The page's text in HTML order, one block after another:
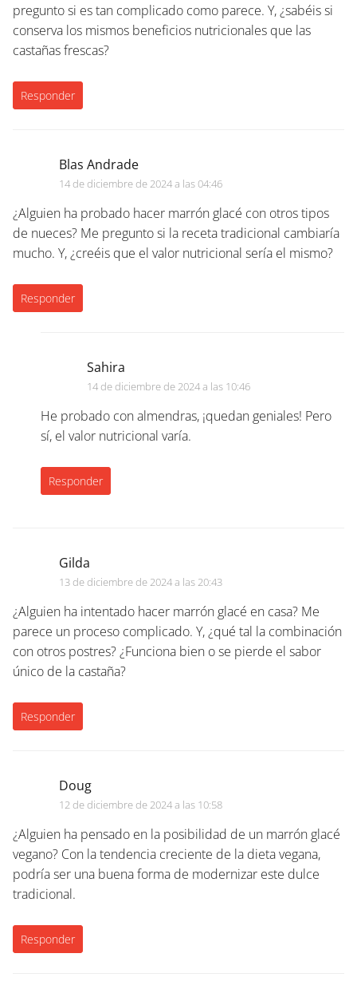
pregunto si es tan complicado como parece. Y, ¿sabéis si
conserva los mismos beneficios nutricionales que las
castañas frescas?
Responder
Blas Andrade
14 de diciembre de 2024 a las 04:46
¿Alguien ha probado hacer marrón glacé con otros tipos
de nueces? Me pregunto si la receta tradicional cambiaría
mucho. Y, ¿creéis que el valor nutricional sería el mismo?
Responder
Sahira
14 de diciembre de 2024 a las 10:46
He probado con almendras, ¡quedan geniales! Pero
sí, el valor nutricional varía.
Responder
Gilda
13 de diciembre de 2024 a las 20:43
¿Alguien ha intentado hacer marrón glacé en casa? Me
parece un proceso complicado. Y, ¿qué tal la combinación
con otros postres? ¿Funciona bien o se pierde el sabor
único de la castaña?
Responder
Doug
12 de diciembre de 2024 a las 10:58
¿Alguien ha pensado en la posibilidad de un marrón glacé
vegano? Con la tendencia creciente de la dieta vegana,
podría ser una buena forma de modernizar este dulce
tradicional.
Responder